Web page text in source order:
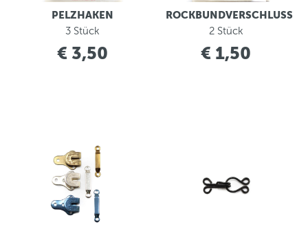
PELZHAKEN
3 Stück
€ 3,50
ROCKBUNDVERSCHLUSS
2 Stück
€ 1,50